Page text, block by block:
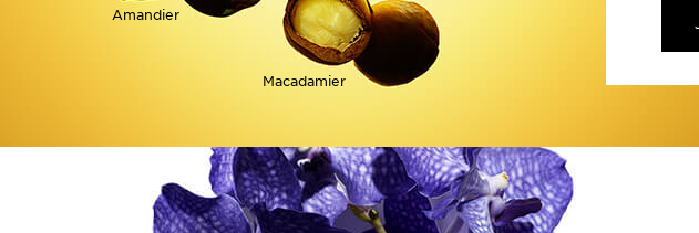
Amandier
Macadamier